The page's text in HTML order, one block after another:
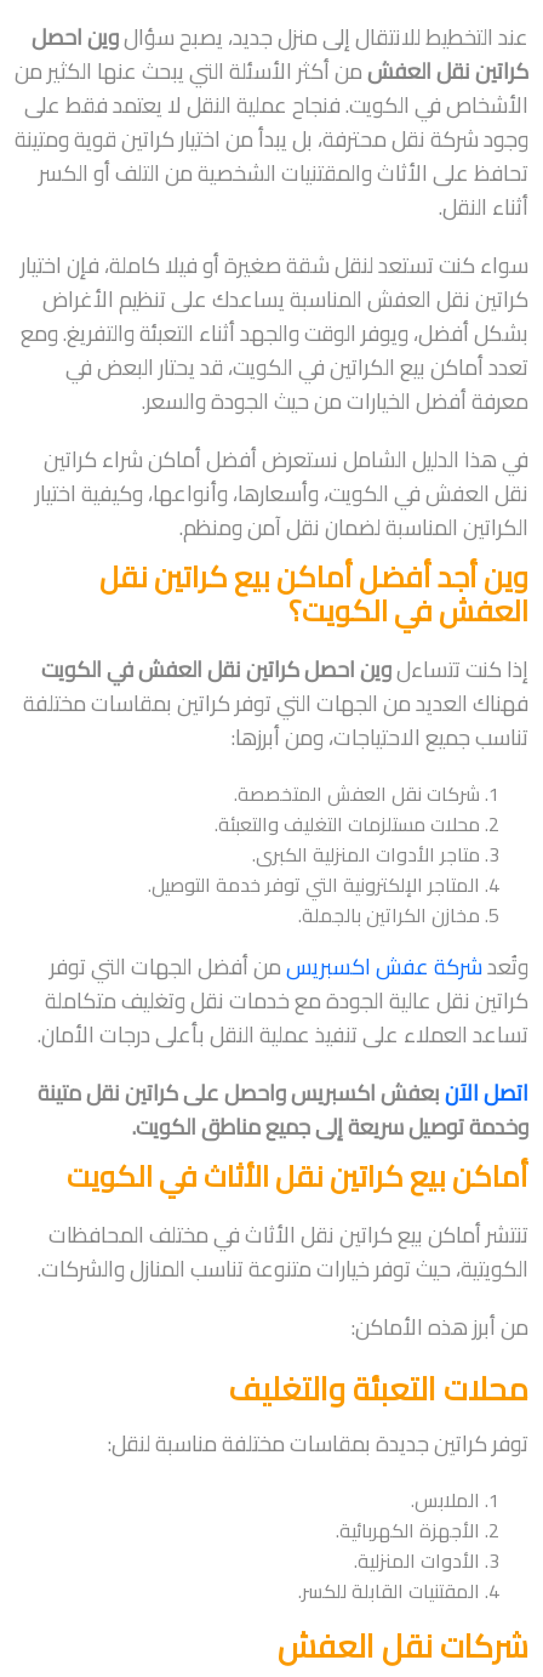
عند التخطيط للانتقال إلى منزل جديد، يصبح سؤالوين احصل
كراتين نقل العفشمن أكثر الأسئلة التي يبحث عنها الكثير من
الأشخاص في الكويت. فنجاح عملية النقل لا يعتمد فقط على
وجود شركة نقل محترفة، بل يبدأ من اختيار كراتين قوية ومتينة
تحافظ على الأثاث والمقتنيات الشخصية من التلف أو الكسر
أثناء النقل.
سواء كنت تستعد لنقل شقة صغيرة أو فيلا كاملة، فإن اختيار
كراتين نقل العفش المناسبة يساعدك على تنظيم الأغراض
بشكل أفضل، ويوفر الوقت والجهد أثناء التعبئة والتفريغ. ومع
تعدد أماكن بيع الكراتين في الكويت، قد يحتار البعض في
معرفة أفضل الخيارات من حيث الجودة والسعر.
في هذا الدليل الشامل نستعرض أفضل أماكن شراء كراتين
نقل العفش في الكويت، وأسعارها، وأنواعها، وكيفية اختيار
الكراتين المناسبة لضمان نقل آمن ومنظم.
وين أجد أفضل أماكن بيع كراتين نقل
العفش في الكويت؟
إذا كنت تتساءلوين احصل كراتين نقل العفش في الكويت
فهناك العديد من الجهات التي توفر كراتين بمقاسات مختلفة
تناسب جميع الاحتياجات، ومن أبرزها:
شركات نقل العفش المتخصصة.
محلات مستلزمات التغليف والتعبئة.
متاجر الأدوات المنزلية الكبرى.
المتاجر الإلكترونية التي توفر خدمة التوصيل.
مخازن الكراتين بالجملة.
وتُعدشركة عفش اكسبريسمن أفضل الجهات التي توفر
كراتين نقل عالية الجودة مع خدمات نقل وتغليف متكاملة
تساعد العملاء على تنفيذ عملية النقل بأعلى درجات الأمان.
اتصل الآنبعفش اكسبريس واحصل على كراتين نقل متينة
وخدمة توصيل سريعة إلى جميع مناطق الكويت.
أماكن بيع كراتين نقل الأثاث في الكويت
تنتشر أماكن بيع كراتين نقل الأثاث في مختلف المحافظات
الكويتية، حيث توفر خيارات متنوعة تناسب المنازل والشركات.
من أبرز هذه الأماكن:
محلات التعبئة والتغليف
توفر كراتين جديدة بمقاسات مختلفة مناسبة لنقل:
الملابس.
الأجهزة الكهربائية.
الأدوات المنزلية.
المقتنيات القابلة للكسر.
شركات نقل العفش